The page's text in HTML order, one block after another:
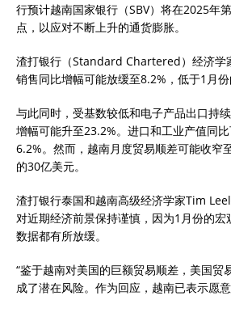
行预计越南国家银行（SBV）将在2025年
点，以应对不断上升的通货膨胀。
渣打银行（Standard Chartered）经济学
销售同比增幅可能放缓至8.2%，低于1月份
与此同时，受基数较低和电子产品出口持
增幅可能升至23.2%。进口和工业产值同
6.2%。然而，越南月度贸易顺差可能收窄
的30亿美元。
渣打银行泰国和越南高级经济学家Tim
对近期经济前景保持谨慎，因为1月份的
数据都有所放缓。
“鉴于越南对美国的巨额贸易顺差，美国贸
成了潜在风险。作为回应，越南已表示愿